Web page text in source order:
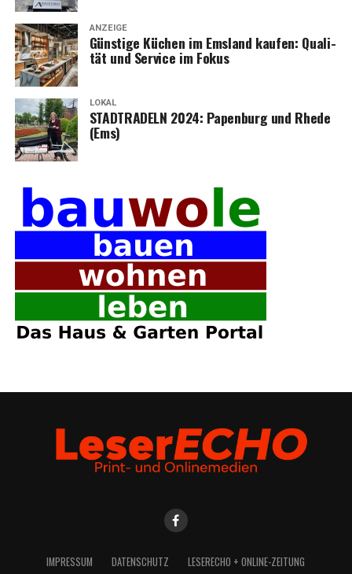
ANZEIGE
Güns­ti­ge Küchen im Ems­land kau­fen: Qua­li­
tät und Ser­vice im Fokus
LOKAL
STADTRADELN 2024: Papen­burg und Rhe­de
(Ems)
IMPRES­SUM DATEN­SCHUTZ LESE­R­ECHO + ONLINE-ZEITUNG